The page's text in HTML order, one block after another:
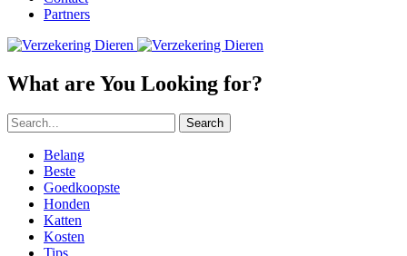
Partners
What are You Looking for?
Search
Belang
Beste
Goedkoopste
Honden
Katten
Kosten